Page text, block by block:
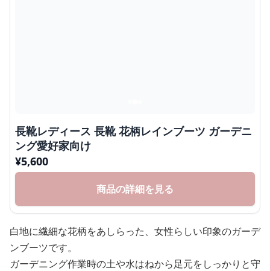
長靴レディース 長靴 花柄レインブーツ ガーデニ
ング愛好家向け
¥5,600
商品の詳細を見る
白地に繊細な花柄をあしらった、女性らしい印象のガーデ
ンブーツです。
ガーデニング作業時の土や水はねから足元をしっかりと守